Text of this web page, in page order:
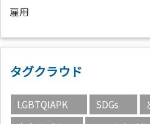
雇用
タグクラウド
LGBTQIAPK SDGs